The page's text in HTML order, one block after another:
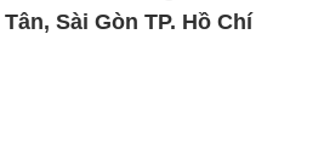
Sài Gòn TP. Hồ Chí